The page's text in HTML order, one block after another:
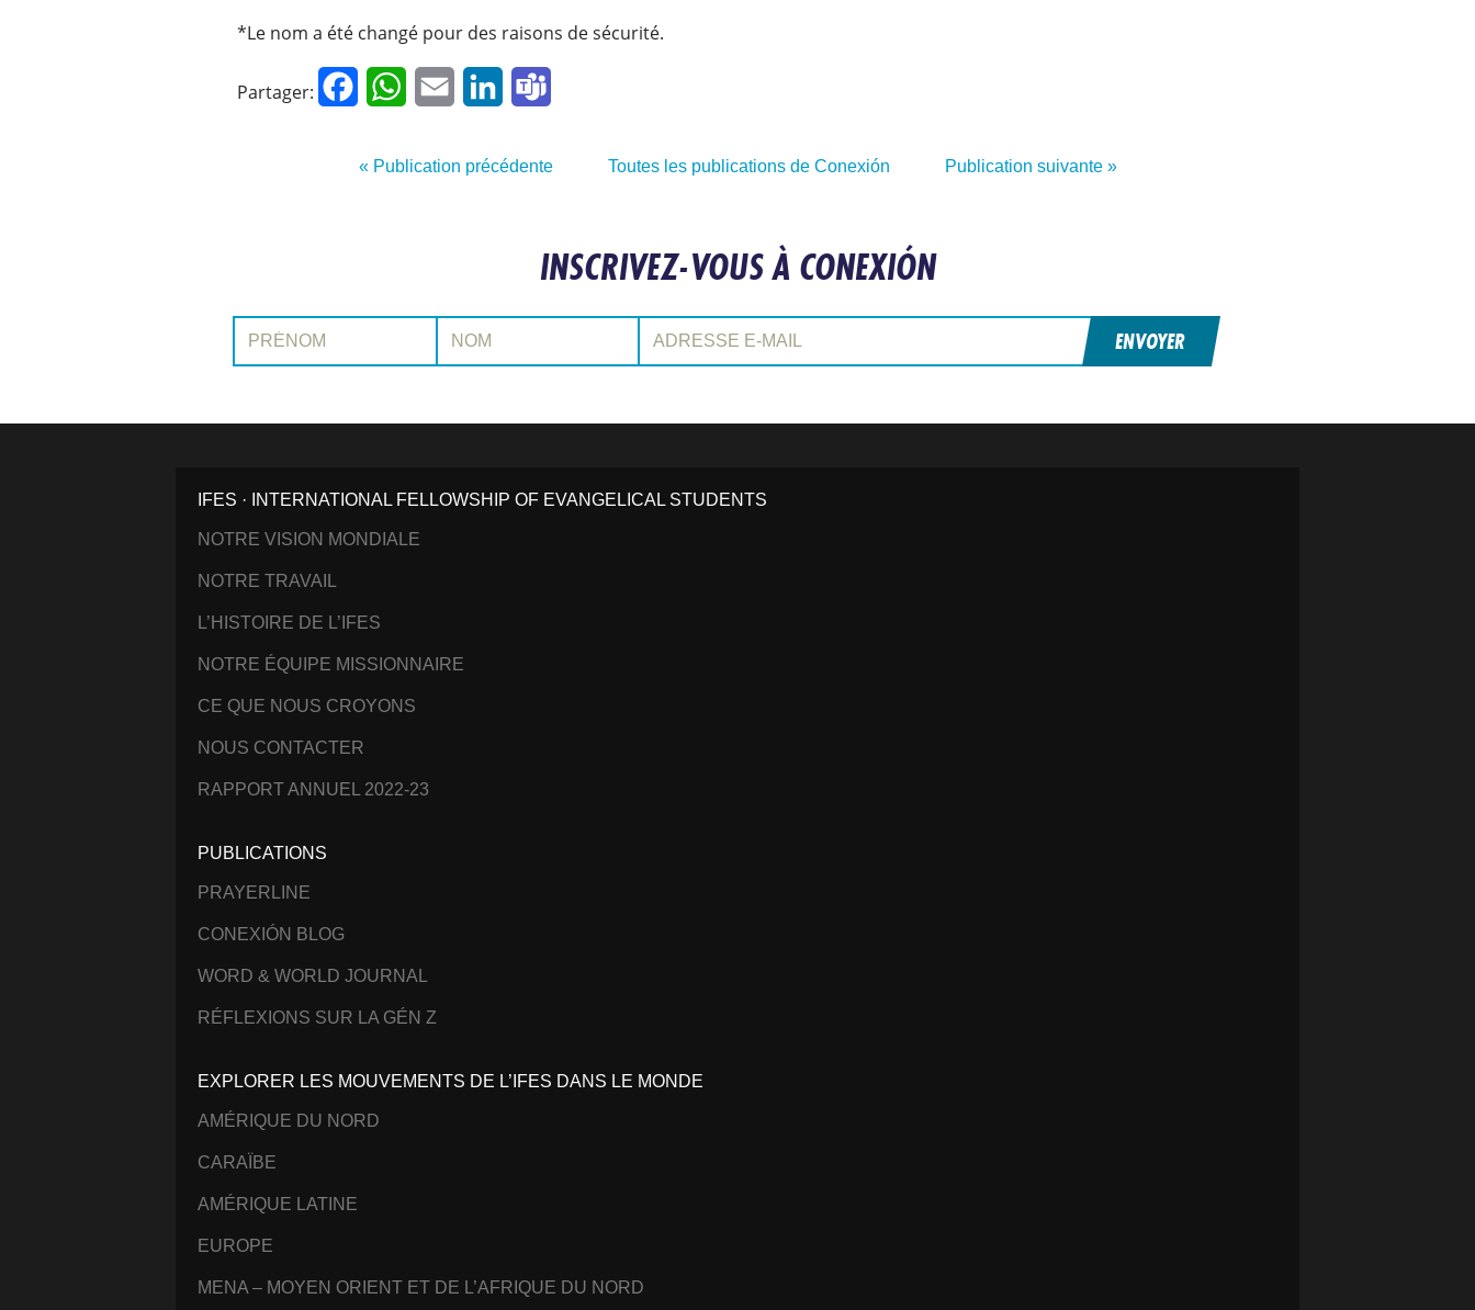
*Le nom a été changé pour des raisons de sécurité.
Partager: FacebookWhatsApp
Email LinkedIn
« Publication précédente Toutes les publications de Conexión Publication suivante »
INSCRIVEZ-VOUS À CONEXIÓN
Prénom: Nom: Adresse e-mail:
ENVOYER
IFES · INTERNATIONAL FELLOWSHIP OF EVANGELICAL STUDENTS
NOTRE VISION MONDIALE
NOTRE TRAVAIL
L’HISTOIRE DE L’IFES
NOTRE ÉQUIPE MISSIONNAIRE
CE QUE NOUS CROYONS
NOUS CONTACTER
RAPPORT ANNUEL 2022-23
PUBLICATIONS
PRAYERLINE
CONEXIÓN BLOG
WORD & WORLD JOURNAL
RÉFLEXIONS SUR LA GÉN Z
EXPLORER LES MOUVEMENTS DE L’IFES DANS LE MONDE
AMÉRIQUE DU NORD
CARAÏBE
AMÉRIQUE LATINE
EUROPE
MENA – MOYEN ORIENT ET DE L’AFRIQUE DU NORD